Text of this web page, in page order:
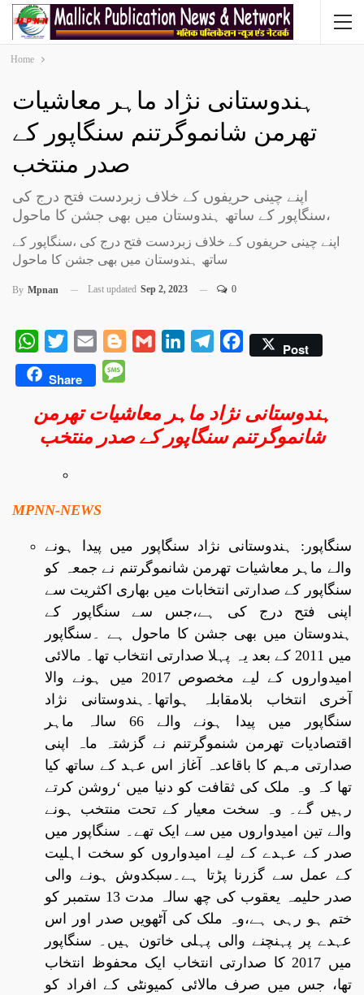
Home
ہندوستانی نژاد ماہر معاشیات
تھرمن شانموگرتنم سنگاپور کے
صدر منتخب
اپنے چینی حریفوں کے خلاف زبردست فتح درج کی
،سنگاپور کے ساتھ ہندوستان میں بھی جشن کا ماحول
اپنے چینی حریفوں کے خلاف زبردست فتح درج کی ،سنگاپور کے
ساتھ ہندوستان میں بھی جشن کا ماحول
By Mpnan Last updated Sep 2, 2023 0
WhatsApp
Twitter Email BloggerGmail LinkedInTelegramFacebookPost
Share
ہندوستانی نژاد ماہر معاشیات تھرمن
شانموگرتنم سنگاپور کے صدر منتخب
MPNN-NEWS
سنگاپور: ہندوستانی نژاد سنگاپور میں پیدا ہونے
والے ماہر معاشیات تھرمن شانموگرتنم نے جمعہ کو
سنگاپور کے صدارتی انتخابات میں بھاری اکثریت سے
اپنی فتح درج کی ہے،جس سے سنگاپور کے
ہندوستان میں بھی جشن کا ماحول ہے ۔سنگاپور
میں 2011 کے بعد یہ پہلا صدارتی انتخاب تھا۔ مالائی
امیدواروں کے لیے مخصوص 2017 میں ہونے والا
آخری انتخاب بلامقابلہ ہواتھا۔ہندوستانی نژاد
سنگاپور میں پیدا ہونے والے 66 سالہ ماہر
اقتصادیات تھرمن شنموگرتنم نے گزشتہ ماہ اپنی
صدارتی مہم کا باقاعدہ آغاز اس عہد کے ساتھ کیا
تھا کہ وہ ملک کی ثقافت کو دنیا میں ‘روشن کرتے
رہیں گے۔ وہ سخت معیار کے تحت منتخب ہونے
والے تین امیدواروں میں سے ایک تھے۔ سنگاپور میں
صدر کے عہدے کے لیے امیدواروں کو سخت اہلیت
کے عمل سے گزرنا پڑتا ہے۔سبکدوش ہونے والی
صدر حلیمہ یعقوب کی چھ سالہ مدت 13 ستمبر کو
ختم ہو رہی ہے،وہ ملک کی آٹھویں صدر اور اس
عہدے پر پہنچنے والی پہلی خاتون ہیں۔ سنگاپور
میں 2017 کا صدارتی انتخاب ایک محفوظ انتخاب
تھا، جس میں صرف مالائی کمیونٹی کے افراد کو